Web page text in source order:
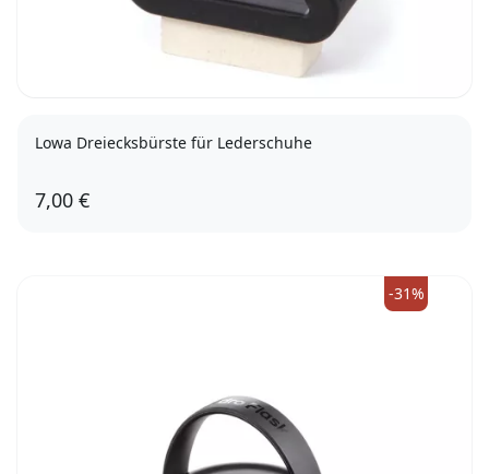
Lowa Dreiecksbürste für Lederschuhe
7,00 €
-31%